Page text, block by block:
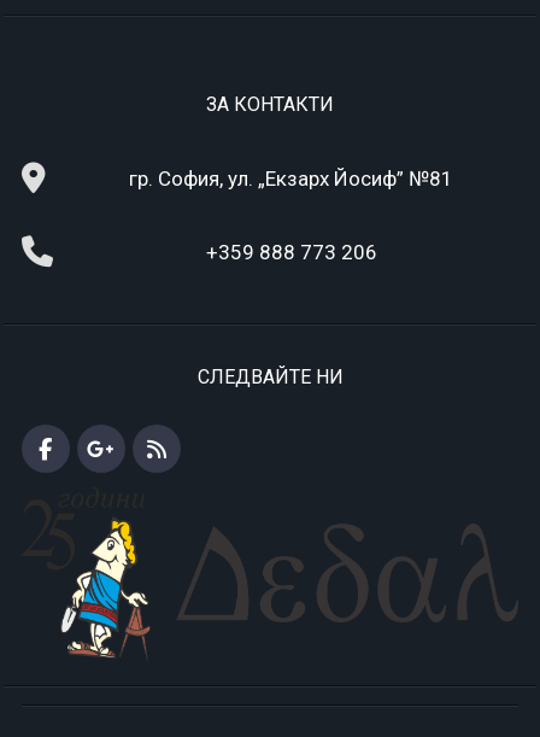
ЗА КОНТАКТИ
гр. София, ул. „Екзарх Йосиф” №81
+359 888 773 206
СЛЕДВАЙТЕ НИ